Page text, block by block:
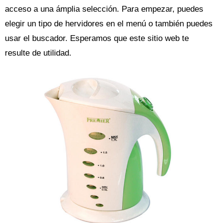
acceso a una ámplia selección. Para empezar, puedes
elegir un tipo de hervidores en el menú o también puedes
usar el buscador. Esperamos que este sitio web te
resulte de utilidad.